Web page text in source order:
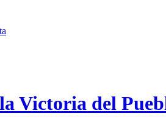
Victoria del